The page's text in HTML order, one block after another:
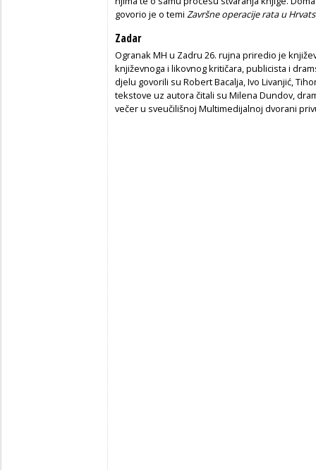
govorio je o temi Završne operacije rata u
Zadar
Ogranak MH u Zadru 26. rujna priredio je
književnoga i likovnog kritičara, publicista i
djelu govorili su Robert Bacalja, Ivo Livanjić,
tekstove uz autora čitali su Milena Dundov,
večer u sveučilišnoj Multimedijalnoj dvorani